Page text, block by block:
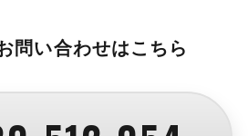
問い合わせはこちら